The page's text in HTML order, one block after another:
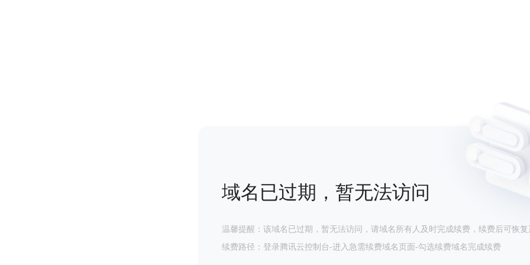
域名已过期，暂无法访问
温馨提醒：该域名已过期，暂无法访问，请域名所有人及时完成续费，续费后可恢复
续费路径：登录腾讯云控制台-进入急需续费域名页面-勾选续费域名完成续费